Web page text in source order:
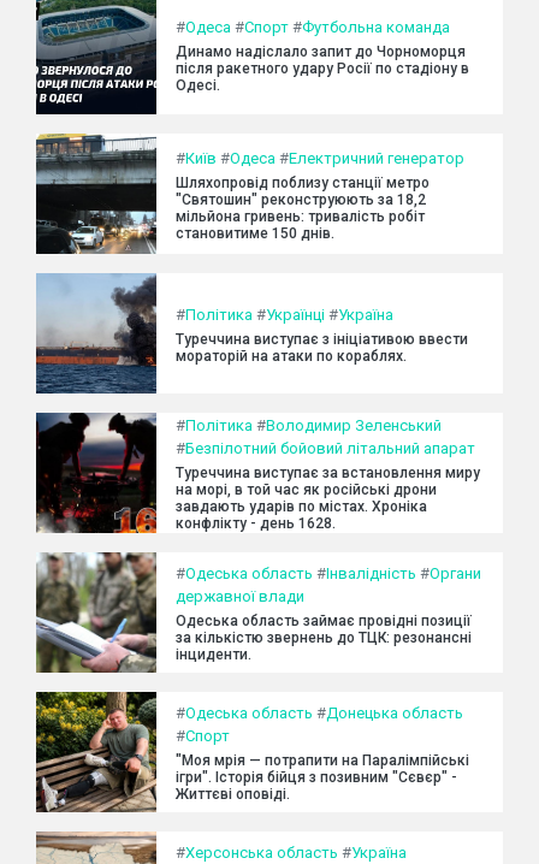
#Одеса #Спорт #Футбольна команда
Динамо надіслало запит до Чорноморця
після ракетного удару Росії по стадіону в
Одесі.
#Київ #Одеса #Електричний генератор
Шляхопровід поблизу станції метро
"Святошин" реконструюють за 18,2
мільйона гривень: тривалість робіт
становитиме 150 днів.
#Політика #Українці #Україна
Туреччина виступає з ініціативою ввести
мораторій на атаки по кораблях.
#Політика #Володимир Зеленський
#Безпілотний бойовий літальний апарат
Туреччина виступає за встановлення миру
на морі, в той час як російські дрони
завдають ударів по містах. Хроніка
конфлікту - день 1628.
#Одеська область #Інвалідність #Органи
державної влади
Одеська область займає провідні позиції
за кількістю звернень до ТЦК: резонансні
інциденти.
#Одеська область #Донецька область
#Спорт
"Моя мрія — потрапити на Паралімпійські
ігри". Історія бійця з позивним "Сєвєр" -
Життєві оповіді.
#Херсонська область #Україна